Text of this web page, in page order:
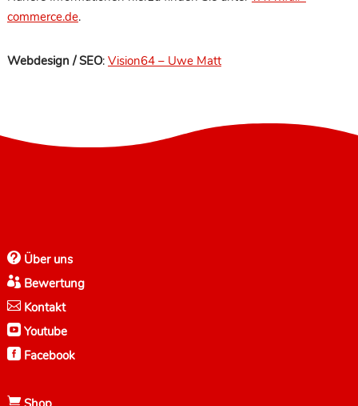
commerce.de.
Webdesign / SEO: Vision64 – Uwe Matt
Über uns
Bewertung
Kontakt
Youtube
Facebook
